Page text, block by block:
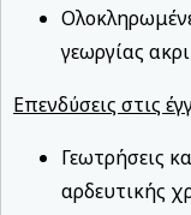
γεωργίας
Επενδύσεις στις
Γεωτρήσεις
αρδευτικής